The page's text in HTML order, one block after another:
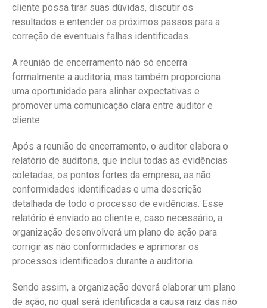
cliente possa tirar suas dúvidas, discutir os
resultados e entender os próximos passos para a
correção de eventuais falhas identificadas.
A reunião de encerramento não só encerra
formalmente a auditoria, mas também proporciona
uma oportunidade para alinhar expectativas e
promover uma comunicação clara entre auditor e
cliente.
Após a reunião de encerramento, o auditor elabora o
relatório de auditoria, que inclui todas as evidências
coletadas, os pontos fortes da empresa, as não
conformidades identificadas e uma descrição
detalhada de todo o processo de evidências. Esse
relatório é enviado ao cliente e, caso necessário, a
organização desenvolverá um plano de ação para
corrigir as não conformidades e aprimorar os
processos identificados durante a auditoria.
Sendo assim, a organização deverá elaborar um plano
de ação, no qual será identificada a causa raiz das não